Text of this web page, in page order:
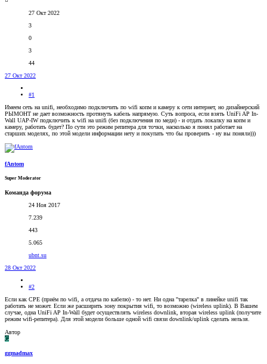
27 Окт 2022
3
0
3
44
27 Окт 2022
#1
Имеем сеть на unifi, необходимо подключить по wifi копм и камеру к сети интернет, но дизайнерский
РЫМОНТ не дает возможность протянуть кабель напрямую. Суть вопроса, если взять UniFi AP In-
Wall UAP-IW подключить к wifi на unifi (без подключения по меди) - и отдать локалку на копм и
камеру, работать будет? По сути это режим репитера для точки, насколько я понял работает на
старших моделях, по этой модели информации нету и покупать что бы проверить - ну вы поняли)))
fAntom
Super Moderator
Команда форума
24 Ноя 2017
7.239
443
5.065
ubnt.su
28 Окт 2022
#2
Если как CPE (приём по wifi, а отдача по кабелю) - то нет. Ни одна "тарелка" в линейке unifi так
работать не может. Если же расширить зону покрытия wifi, то возможно (wireless uplink). В Вашем
случае, одна UniFi AP In-Wall будет осуществлять wireless downlink, вторая wireless uplink (получите
режим wifi-репитера). Для этой модели больше одной wifi связи downlink/uplink сделать нельзя.
Автор
G
ggmadmax